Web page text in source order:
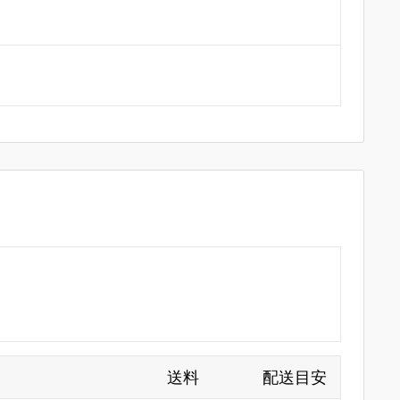
送料 配送目安